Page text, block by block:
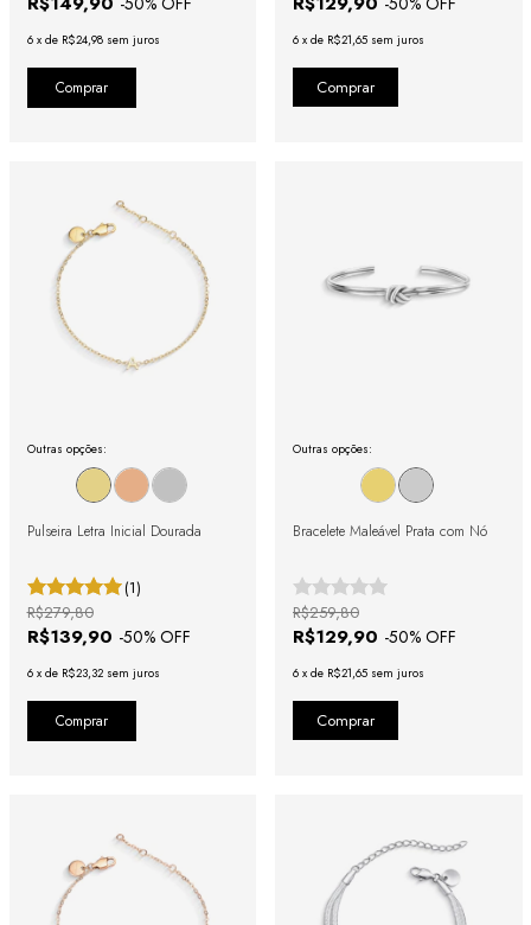
6 x de R$24,98 sem juros
Comprar
6 x de R$21,65 sem juros
Outras opções:
Pulseira Letra Inicial Dourada
(1)
R$139,90 -50% OFF
R$279,80
6 x de R$23,32 sem juros
Comprar
Outras opções:
Bracelete Maleável Prata com Nó
R$129,90 -50% OFF
R$259,80
6 x de R$21,65 sem juros